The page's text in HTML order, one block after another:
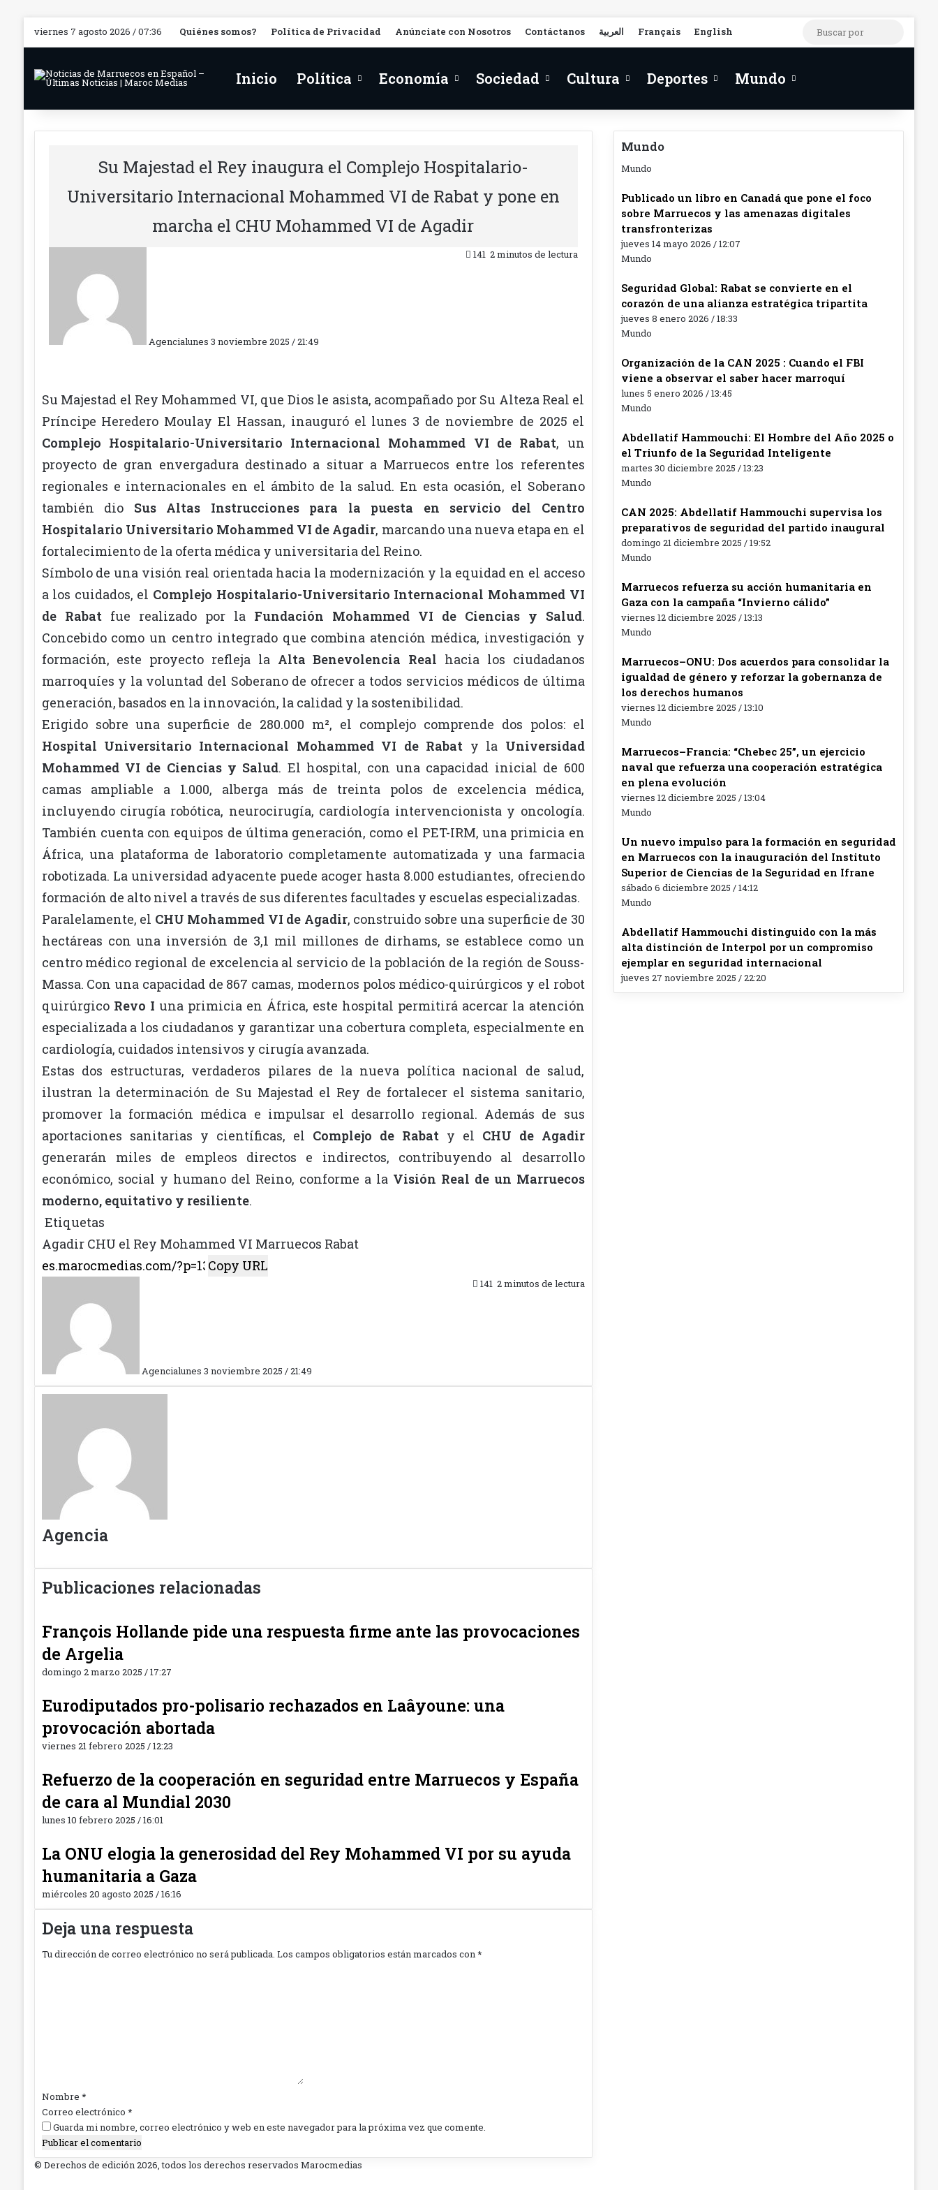
viernes 7 agosto 2026 / 07:36 Quiénes somos? Política de Privacidad Anúnciate con Nosotros Contáctanos العربية Français English Facebook
Inicio Política Economía Sociedad Cultura Deportes Mundo
Su Majestad el Rey inaugura el Complejo Hospitalario-
Universitario Internacional Mohammed VI de Rabat y pone en
marcha el CHU Mohammed VI de Agadir
Agencialunes 3 noviembre 2025 / 21:49
141 2 minutos de lectura
Su Majestad el Rey Mohammed VI, que Dios le asista, acompañado por Su Alteza Real el
Príncipe Heredero Moulay El Hassan, inauguró el lunes 3 de noviembre de 2025 el
Complejo Hospitalario-Universitario Internacional Mohammed VI de Rabat, un
proyecto de gran envergadura destinado a situar a Marruecos entre los referentes
regionales e internacionales en el ámbito de la salud. En esta ocasión, el Soberano
también dio Sus Altas Instrucciones para la puesta en servicio del Centro
Hospitalario Universitario Mohammed VI de Agadir, marcando una nueva etapa en el
fortalecimiento de la oferta médica y universitaria del Reino.
Símbolo de una visión real orientada hacia la modernización y la equidad en el acceso
a los cuidados, el Complejo Hospitalario-Universitario Internacional Mohammed VI
de Rabatfue realizado por la Fundación Mohammed VI de Ciencias y Salud.
Concebido como un centro integrado que combina atención médica, investigación y
formación, este proyecto refleja la Alta Benevolencia Real hacia los ciudadanos
marroquíes y la voluntad del Soberano de ofrecer a todos servicios médicos de última
generación, basados en la innovación, la calidad y la sostenibilidad.
Erigido sobre una superficie de 280.000 m², el complejo comprende dos polos: el
Hospital Universitario Internacional Mohammed VI de Rabat y la Universidad
Mohammed VI de Ciencias y Salud. El hospital, con una capacidad inicial de 600
camas ampliable a 1.000, alberga más de treinta polos de excelencia médica,
incluyendo cirugía robótica, neurocirugía, cardiología intervencionista y oncología.
También cuenta con equipos de última generación, como el PET-IRM, una primicia en
África, una plataforma de laboratorio completamente automatizada y una farmacia
robotizada. La universidad adyacente puede acoger hasta 8.000 estudiantes, ofreciendo
formación de alto nivel a través de sus diferentes facultades y escuelas especializadas.
Paralelamente, el CHU Mohammed VI de Agadir, construido sobre una superficie de 30
hectáreas con una inversión de 3,1 mil millones de dirhams, se establece como un
centro médico regional de excelencia al servicio de la población de la región de Souss-
Massa. Con una capacidad de 867 camas, modernos polos médico-quirúrgicos y el robot
quirúrgico Revo I una primicia en África, este hospital permitirá acercar la atención
especializada a los ciudadanos y garantizar una cobertura completa, especialmente en
cardiología, cuidados intensivos y cirugía avanzada.
Estas dos estructuras, verdaderos pilares de la nueva política nacional de salud,
ilustran la determinación de Su Majestad el Rey de fortalecer el sistema sanitario,
promover la formación médica e impulsar el desarrollo regional. Además de sus
aportaciones sanitarias y científicas, el Complejo de Rabaty el CHU de Agadir
generarán miles de empleos directos e indirectos, contribuyendo al desarrollo
económico, social y humano del Reino, conforme a la Visión Real de un Marruecos
moderno, equitativo y resiliente.
Etiquetas
Agadir CHU el Rey Mohammed VI Marruecos Rabat
Copy URL
Agencialunes 3 noviembre 2025 / 21:49
141 2 minutos de lectura
Agencia
web
Publicaciones relacionadas
François Hollande pide una respuesta firme ante las provocaciones
de Argelia
domingo 2 marzo 2025 / 17:27
Eurodiputados pro-polisario rechazados en Laâyoune: una
provocación abortada
viernes 21 febrero 2025 / 12:23
Refuerzo de la cooperación en seguridad entre Marruecos y España
de cara al Mundial 2030
lunes 10 febrero 2025 / 16:01
La ONU elogia la generosidad del Rey Mohammed VI por su ayuda
humanitaria a Gaza
miércoles 20 agosto 2025 / 16:16
Deja una respuesta
Tu dirección de correo electrónico no será publicada. Los campos obligatorios están marcados con*
i
o
*
Nombre *
Correo electrónico *
Guarda mi nombre, correo electrónico y web en este navegador para la próxima vez que comente.
Mundo
Mundo
Publicado un libro en Canadá que pone el foco
sobre Marruecos y las amenazas digitales
transfronterizas
jueves 14 mayo 2026 / 12:07
Mundo
Seguridad Global: Rabat se convierte en el
corazón de una alianza estratégica tripartita
jueves 8 enero 2026 / 18:33
Mundo
Organización de la CAN 2025 : Cuando el FBI
viene a observar el saber hacer marroquí
lunes 5 enero 2026 / 13:45
Mundo
Abdellatif Hammouchi: El Hombre del Año 2025 o
el Triunfo de la Seguridad Inteligente
martes 30 diciembre 2025 / 13:23
Mundo
CAN 2025: Abdellatif Hammouchi supervisa los
preparativos de seguridad del partido inaugural
domingo 21 diciembre 2025 / 19:52
Mundo
Marruecos refuerza su acción humanitaria en
Gaza con la campaña “Invierno cálido”
viernes 12 diciembre 2025 / 13:13
Mundo
Marruecos–ONU: Dos acuerdos para consolidar la
igualdad de género y reforzar la gobernanza de
los derechos humanos
viernes 12 diciembre 2025 / 13:10
Mundo
Marruecos–Francia: “Chebec 25”, un ejercicio
naval que refuerza una cooperación estratégica
en plena evolución
viernes 12 diciembre 2025 / 13:04
Mundo
Un nuevo impulso para la formación en seguridad
en Marruecos con la inauguración del Instituto
Superior de Ciencias de la Seguridad en Ifrane
sábado 6 diciembre 2025 / 14:12
Mundo
Abdellatif Hammouchi distinguido con la más
alta distinción de Interpol por un compromiso
ejemplar en seguridad internacional
jueves 27 noviembre 2025 / 22:20
© Derechos de edición 2026, todos los derechos reservados Marocmedias